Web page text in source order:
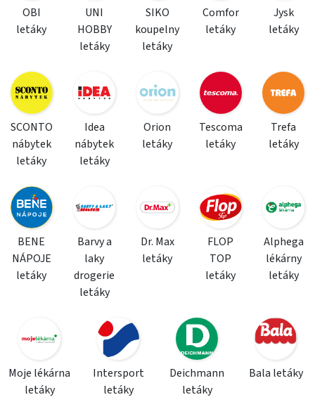
OBI
letáky
UNI
HOBBY
letáky
SIKO
koupelny
letáky
Comfor
letáky
Jysk
letáky
SCONTO
nábytek
letáky
Idea
nábytek
letáky
Orion
letáky
Tescoma
letáky
Trefa
letáky
BENE
NÁPOJE
letáky
Barvy a
laky
drogerie
letáky
Dr. Max
letáky
FLOP
TOP
letáky
Alphega
lékárny
letáky
Moje lékárna
letáky
Intersport
letáky
Deichmann
letáky
Bala letáky